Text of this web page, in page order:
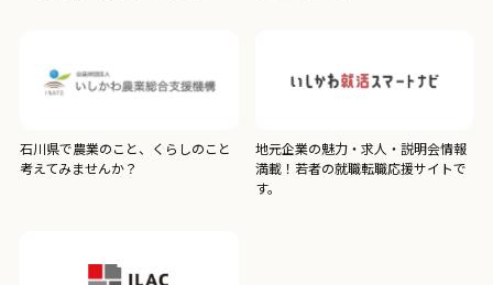
石川県で農業のこと、くらしのこと
考えてみませんか？
地元企業の魅力・求人・説明会情報
満載！若者の就職転職応援サイトで
す。